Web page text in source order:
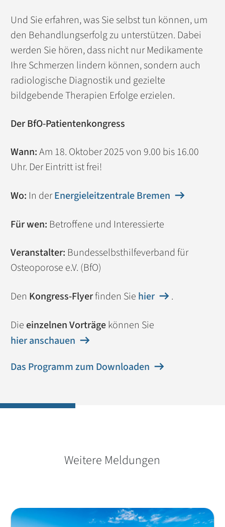
Und Sie erfahren, was Sie selbst tun können, um
den Behandlungserfolg zu unterstützen. Dabei
werden Sie hören, dass nicht nur Medikamente
Ihre Schmerzen lindern können, sondern auch
radiologische Diagnostik und gezielte
bildgebende Therapien Erfolge erzielen.
Der BfO-Patientenkongress
Wann:Am 18. Oktober 2025 von 9.00 bis 16.00
Uhr. Der Eintritt ist frei!
Wo: In derEnergieleitzentrale Bremen
Für wen: Betroffene und Interessierte
Veranstalter: Bundesselbsthilfeverband für
Osteoporose e.V. (BfO)
Den Kongress-Flyerfinden Sie hier .
Die einzelnen Vorträgekönnen Sie
hier anschauen
Das Programm zum Downloaden
Weitere Meldungen